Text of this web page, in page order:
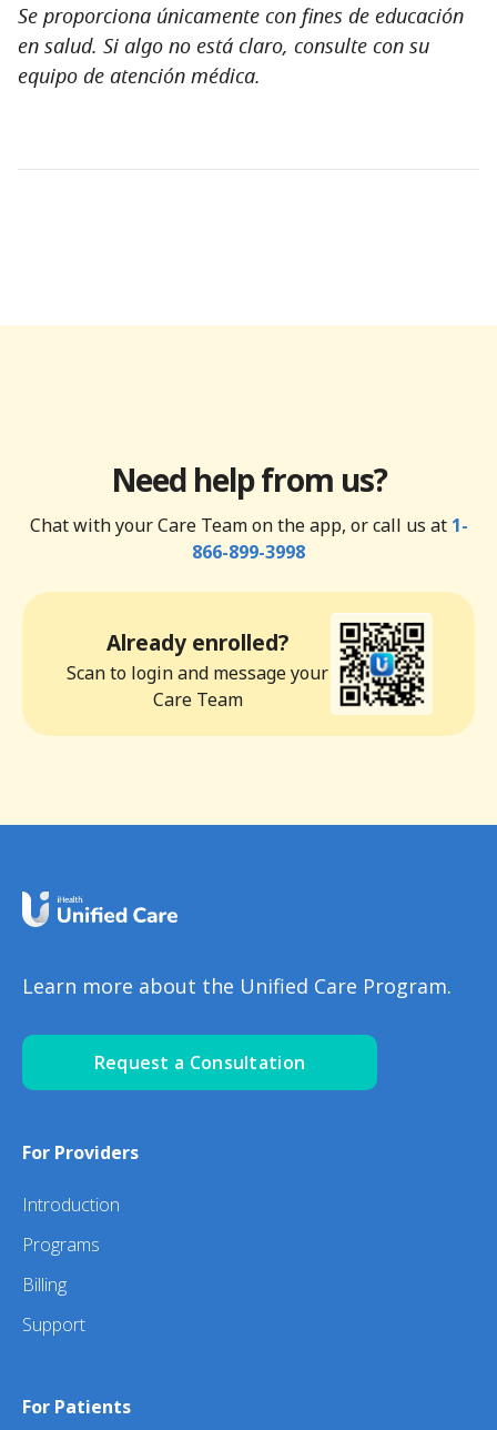
Se proporciona únicamente con fines de educación
en salud. Si algo no está claro, consulte con su
equipo de atención médica.
Need help from us?
Chat with your Care Team on the app, or call us at 1-
866-899-3998
Already enrolled?
Scan to login and message your
Care Team
Learn more about the Unified Care Program.
Request a Consultation
For Providers
Introduction
Programs
Billing
Support
For Patients